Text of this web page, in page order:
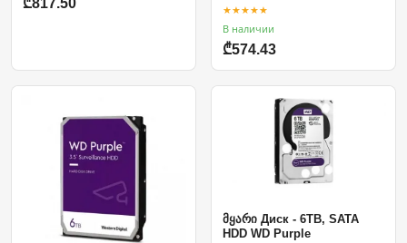
₾817.50
★★★★★
В наличии
₾574.43
მყარი Диск - 6TB, SATA
HDD WD Purple